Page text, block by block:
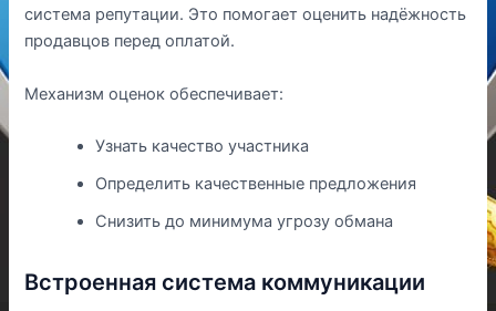
система репутации. Это помогает оценить надёжность
продавцов перед оплатой.
Механизм оценок обеспечивает:
Узнать качество участника
Определить качественные предложения
Снизить до минимума угрозу обмана
Встроенная система коммуникации